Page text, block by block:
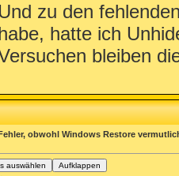
zu den
hatte ich
bleiben
obwohl Windows Restore
auswählen Aufklappen